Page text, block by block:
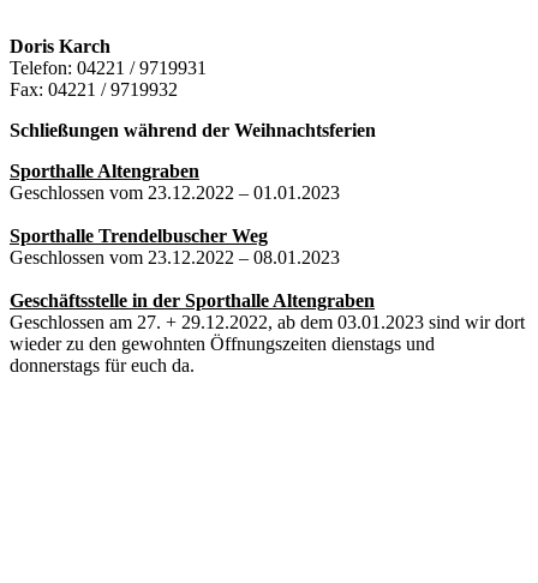
Doris Karch
Telefon: 04221 / 9719931
Fax: 04221 / 9719932
Schließungen während der Weihnachtsferien
Sporthalle Altengraben
Geschlossen vom 23.12.2022 – 01.01.2023
Sporthalle Trendelbuscher Weg
Geschlossen vom 23.12.2022 – 08.01.2023
Geschäftsstelle in der Sporthalle Altengraben
Geschlossen am 27. + 29.12.2022, ab dem 03.01.2023 sind wir dort
wieder zu den gewohnten Öffnungszeiten dienstags und
donnerstags für euch da.